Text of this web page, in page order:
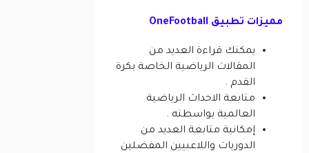
مميزات تطبيق OneFootball
يمكنك قراءة العديد من
المقالات الرياضية الخاصة بكرة
القدم .
متابعة الاحداث الرياضية
العالمية بواسطته .
إمكانية متابعة العديد من
الدوريات واللاعبيين المفضلين